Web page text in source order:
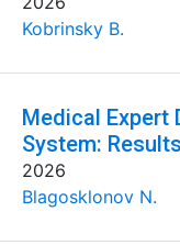
Kobrinsky B.
Medical Expert
System:
2026
Blagosklonov N.